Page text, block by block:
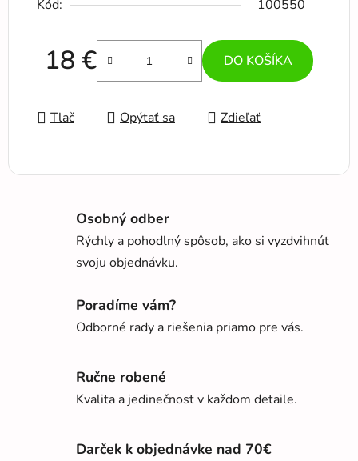
Kód:
100550
18 €
Jednotková cena:
DO KOŠÍKA
Tlač Opýtať sa Zdieľať
Osobný odber
Rýchly a pohodlný spôsob, ako si vyzdvihnúť
svoju objednávku.
Poradíme vám?
Odborné rady a riešenia priamo pre vás.
Ručne robené
Kvalita a jedinečnosť v každom detaile.
Darček k objednávke nad 70€